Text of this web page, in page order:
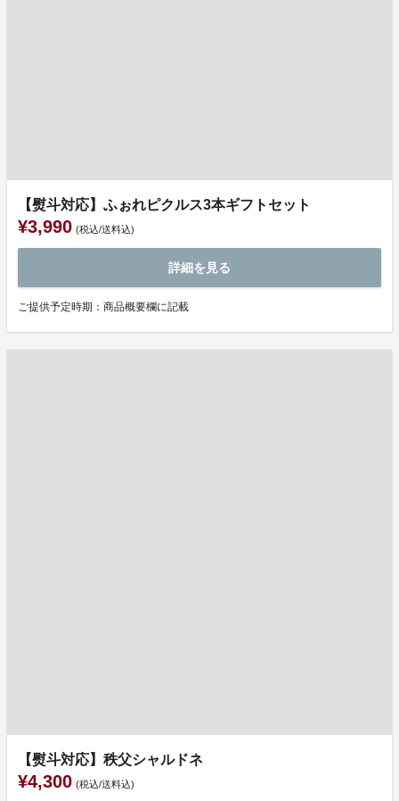
【熨斗対応】ふぉれピクルス3本ギフトセット
¥3,990 (税込/送料込)
詳細を見る
ご提供予定時期：商品概要欄に記載
【熨斗対応】秩父シャルドネ
¥4,300 (税込/送料込)